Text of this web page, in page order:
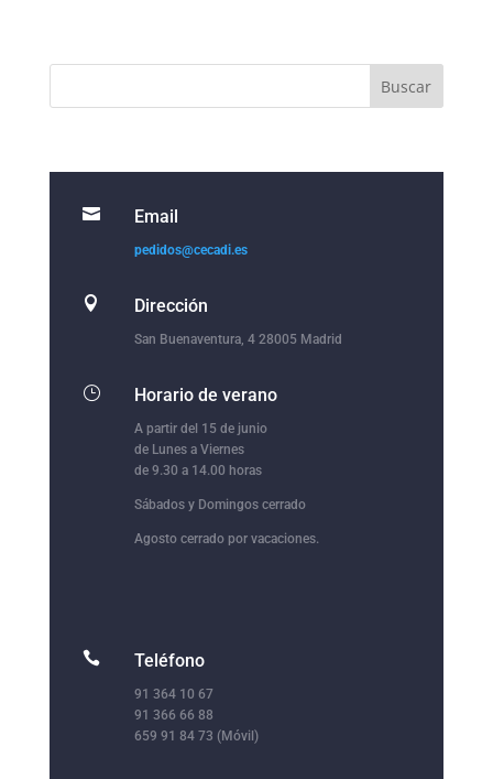
 Email
pedidos@cecadi.es
 Dirección
San Buenaventura, 4 28005 Madrid
} Horario de verano
A partir del 15 de junio
de Lunes a Viernes
de 9.30 a 14.00 horas
Sábados y Domingos cerrado
Agosto cerrado por vacaciones.
 Teléfono
91 364 10 67
91 366 66 88
659 91 84 73 (Móvil)